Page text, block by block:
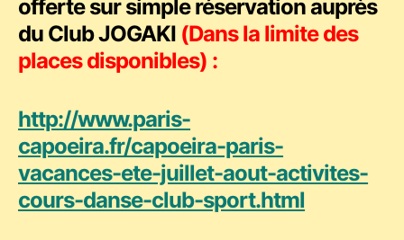
offertesur simple réservation auprès
du Club JOGAKI (Dans la limite des
places disponibles) :
http://www.paris-
capoeira.fr/capoeira-paris-
vacances-ete-juillet-aout-activites-
cours-danse-club-sport.html